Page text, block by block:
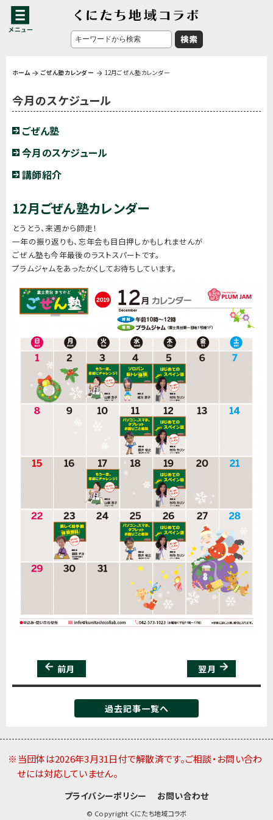
ホーム ごぜん塾カレンダー 12月ごぜん塾カレンダー
今月のスケジュール
ごぜん塾
今月のスケジュール
講師紹介
12月ごぜん塾カレンダー
とうとう、来週から師走！
一年の振り返りも、忘年会も目白押しかもしれませんが
ごぜん塾も今年最後のラストスパートです。
プラムジャムをあったかくしてお待ちしています。
前月 翌月
過去記事一覧へ
※当団体は2026年3月31日付で解散済です。ご相談・お問い合わ
せには対応していません。
プライバシーポリシー お問い合わせ
© Copyright くにたち地域コラボ